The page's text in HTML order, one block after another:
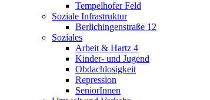
Tempelhofer Feld
Soziale Infrastruktur
Berlichingenstraße 12
Soziales
Arbeit & Hartz 4
Kinder- und Jugend
Obdachlosigkeit
Repression
SeniorInnen